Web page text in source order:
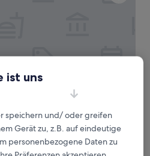
Omiya-Nishiguchi
Nishiguchi
ist uns
speichern und/ oder greifen
Gerät zu, z.B. auf eindeutige
personenbezogene Daten zu